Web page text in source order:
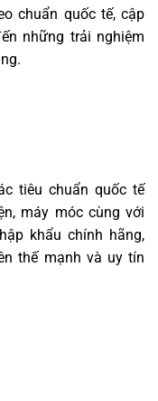
chuẩn quốc tế, cập
những trải nghiệm
tiêu chuẩn quốc tế
máy móc cùng với
khẩu chính hãng,
thế mạnh và uy tín